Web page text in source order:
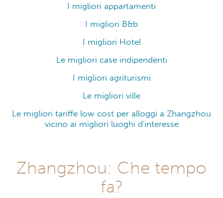
I migliori appartamenti
I migliori B&b
I migliori Hotel
Le migliori case indipendenti
I migliori agriturismi
Le migliori ville
Le migliori tariffe low cost per alloggi a Zhangzhou
vicino ai migliori luoghi d'interesse
Zhangzhou: Che tempo
fa?